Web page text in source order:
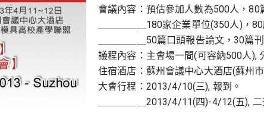
會議內容：預估參加人數為500人，80
＿＿＿＿＿180家企業單位(350人)，
＿＿＿＿＿50篇口頭報告論文，30篇
議程內容：主會場一間(可容納500人),
住宿酒店：蘇州會議中心大酒店(蘇州
大會行程：2013/4/10(三), 報到。
＿＿＿＿＿2013/4/11(四)-4/12(五), 二